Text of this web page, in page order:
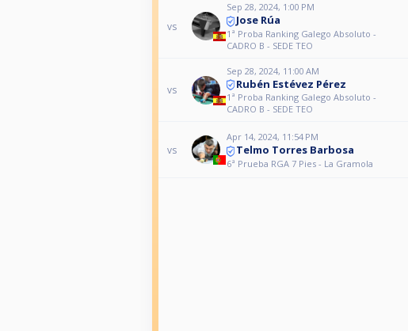
vs
Sep 28, 2024, 1:00 PM
Jose Rúa
1ª Proba Ranking Galego Absoluto -
CADRO B - SEDE TEO
vs
Sep 28, 2024, 11:00 AM
Rubén Estévez Pérez
1ª Proba Ranking Galego Absoluto -
CADRO B - SEDE TEO
vs
Apr 14, 2024, 11:54 PM
Telmo Torres Barbosa
6ª Prueba RGA 7 Pies - La Gramola